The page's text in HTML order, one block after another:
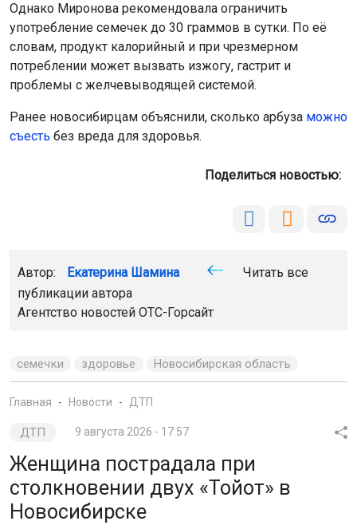
Однако Миронова рекомендовала ограничить
употребление семечек до 30 граммов в сутки. По её
словам, продукт калорийный и при чрезмерном
потреблении может вызвать изжогу, гастрит и
проблемы с желчевыводящей системой.
Ранее новосибирцам объяснили, сколько арбуза можно
съесть без вреда для здоровья.
Поделиться новостью:
Автор: Екатерина Шамина
Читать все
публикации автора
Агентство новостей ОТС-Горсайт
семечки здоровье Новосибирская область
Главная Новости ДТП
ДТП 9 августа 2026 - 17:57
Женщина пострадала при
столкновении двух «Тойот» в
Новосибирске